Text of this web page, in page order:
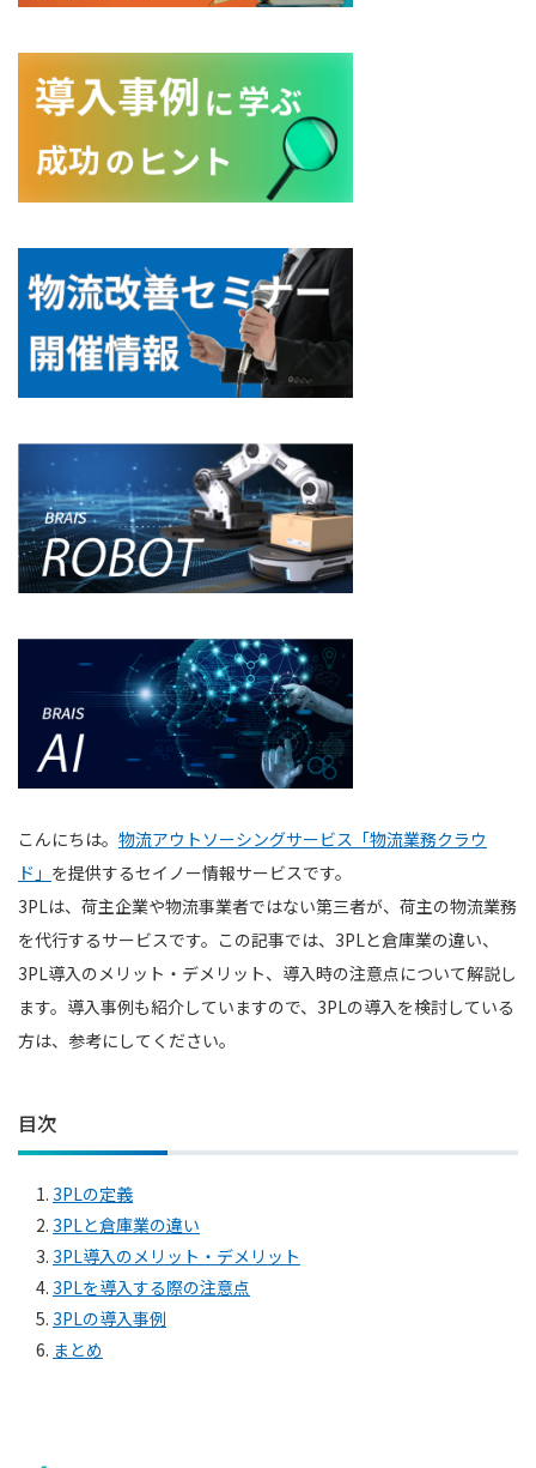
こんにちは。 物流アウトソーシングサービス「物流業務クラウ
ド」 を提供するセイノー情報サービスです。
3PLは、荷主企業や物流事業者ではない第三者が、荷主の物流業務
を代行するサービスです。この記事では、3PLと倉庫業の違い、
3PL導入のメリット・デメリット、導入時の注意点について解説し
ます。導入事例も紹介していますので、3PLの導入を検討している
方は、参考にしてください。
目次
1. 3PLの定義
2. 3PLと倉庫業の違い
3. 3PL導入のメリット・デメリット
4. 3PLを導入する際の注意点
5. 3PLの導入事例
6. まとめ